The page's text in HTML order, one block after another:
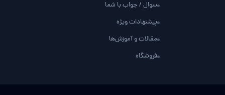
سوال / جواب با شما
پیشنهادات ویژه
مقالات و آموزش‌ها
فروشگاه